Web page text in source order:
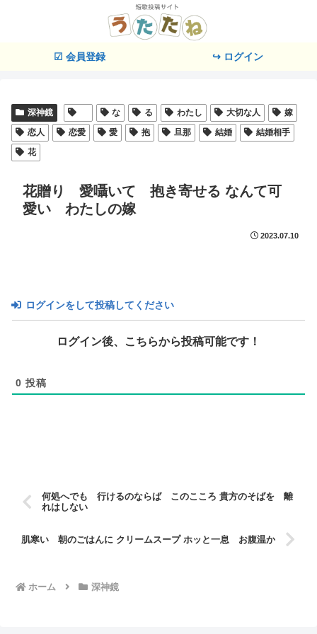
☑ 会員登録 ↪ ログイン
深神鏡 な る わたし 大切な人
嫁
恋人
恋愛 愛 抱 旦那 結婚
結婚相手
花
花贈り 愛囁いて 抱き寄せる なんて可
愛い わたしの嫁
2023.07.10
ログインをして投稿してください
ログイン後、こちらから投稿可能です！
0 投稿
何処へでも 行けるのならば このこころ 貴方のそばを 離
れはしない
肌寒い 朝のごはんに クリームスープ ホッと一息 お腹温か
ホーム 深神鏡